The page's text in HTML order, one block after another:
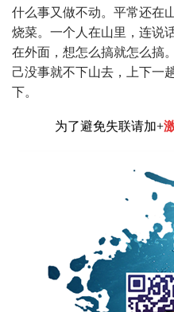
什么事又做不动。平常还在
烧菜。一个人在山里，连说
在外面，想怎么搞就怎么搞
己没事就不下山去，上下一
下。
为了避免失联请加+